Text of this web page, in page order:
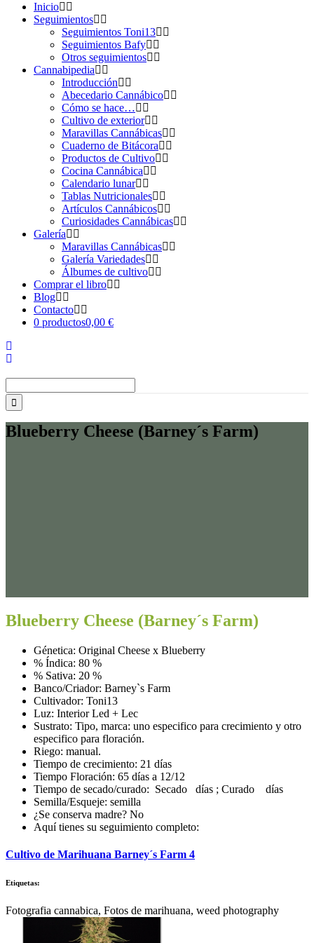
Inicio
Seguimientos
Seguimientos Toni13
Seguimientos Bafy
Otros seguimientos
Cannabipedia
Introducción
Abecedario Cannábico
Cómo se hace…
Cultivo de exterior
Maravillas Cannábicas
Cuaderno de Bitácora
Productos de Cultivo
Cocina Cannábica
Calendario lunar
Tablas Nutricionales
Artículos Cannábicos
Curiosidades Cannábicas
Galería
Maravillas Cannábicas
Galería Variedades
Álbumes de cultivo
Comprar el libro
Blog
Contacto
0 productos0,00 €
Blueberry Cheese (Barney´s Farm)
Blueberry Cheese (Barney´s Farm)
Génetica: Original Cheese x Blueberry
% Índica: 80 %
% Sativa: 20 %
Banco/Criador: Barney`s Farm
Cultivador: Toni13
Luz: Interior Led + Lec
Sustrato: Tipo, marca: uno especifico para crecimiento y otro
especifico para floración.
Riego: manual.
Tiempo de crecimiento: 21 días
Tiempo Floración: 65 días a 12/12
Tiempo de secado/curado: Secado días ; Curado días
Semilla/Esqueje: semilla
¿Se conserva madre? No
Aquí tienes su seguimiento completo:
Cultivo de Marihuana Barney´s Farm 4
Etiquetas:
Fotografia cannabica, Fotos de marihuana, weed photography